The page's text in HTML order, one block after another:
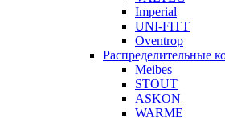
Imperial
UNI-FITT
Oventrop
Распределительные
Meibes
STOUT
ASKON
WARME